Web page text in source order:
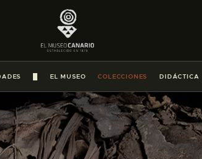
EL MUSEO COLECCIONES DIDÁCTICA
LA VISITA